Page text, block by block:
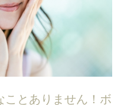
ことありません！ボ